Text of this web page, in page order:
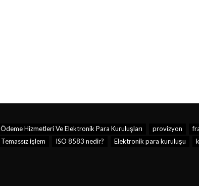
Ödeme Hizmetleri Ve Elektronik Para Kuruluşları provizyon
Temassız işlem
ISO 8583 nedir? Elektronik para kuruluşu